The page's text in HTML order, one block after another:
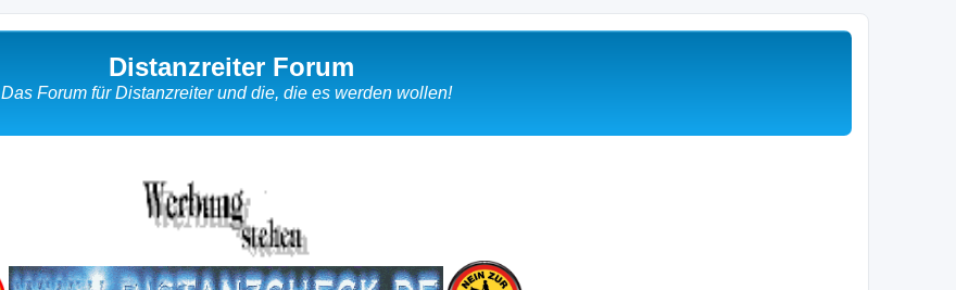
Distanzreiter Forum
Das Forum für Distanzreiter und die, die es werden wollen!